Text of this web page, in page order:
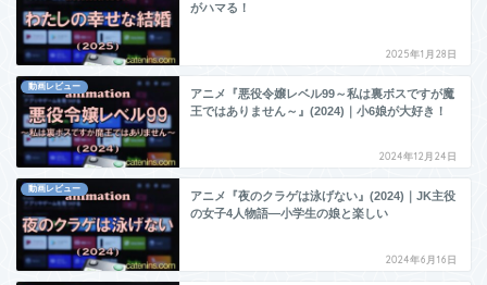
がハマる！
2025年1月28日
動画レビュー
アニメ『悪役令嬢レベル99～私は裏ボスですが魔
王ではありません～』(2024)｜小6娘が大好き！
2024年12月24日
動画レビュー
アニメ『夜のクラゲは泳げない』(2024)｜JK主役
の女子4人物語―小学生の娘と楽しい
2024年6月16日